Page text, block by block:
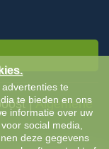
|Algemene
te
te bieden en ons
informatie over uw
social media,
deze gegevens